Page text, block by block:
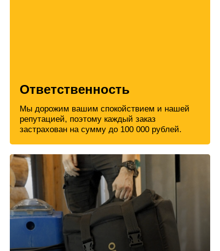
Ответственность
Мы дорожим вашим спокойствием и нашей
репутацией, поэтому каждый заказ
застрахован на сумму до 100 000 рублей.